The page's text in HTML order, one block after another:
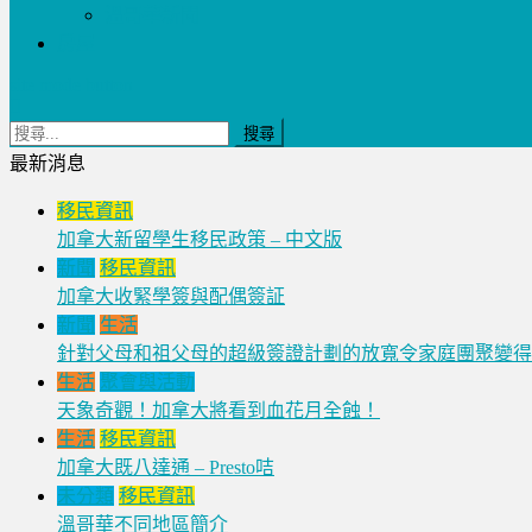
最新消息
移民資訊
加拿大新留學生移民政策 – 中文版
新聞 移民資訊
加拿大收緊學簽與配偶簽証
新聞 生活
針對父母和祖父母的超級簽證計劃的放寬令家庭團聚變
生活 聚會與活動
天象奇觀！加拿大將看到血花月全蝕！
生活 移民資訊
加拿大既八達通 – Presto咭
未分類 移民資訊
溫哥華不同地區簡介